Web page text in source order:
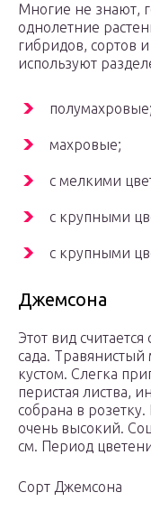
Многие не знают,
однолетние
гибридов, сортов
используют
полумахровые;
махровые;
с мелкими
с крупными
с крупными
Джемсона
Этот вид
сада.
кустом. Слегка
перистая листва,
собрана в
очень высокий.
см. Период
Сорт Джемсона